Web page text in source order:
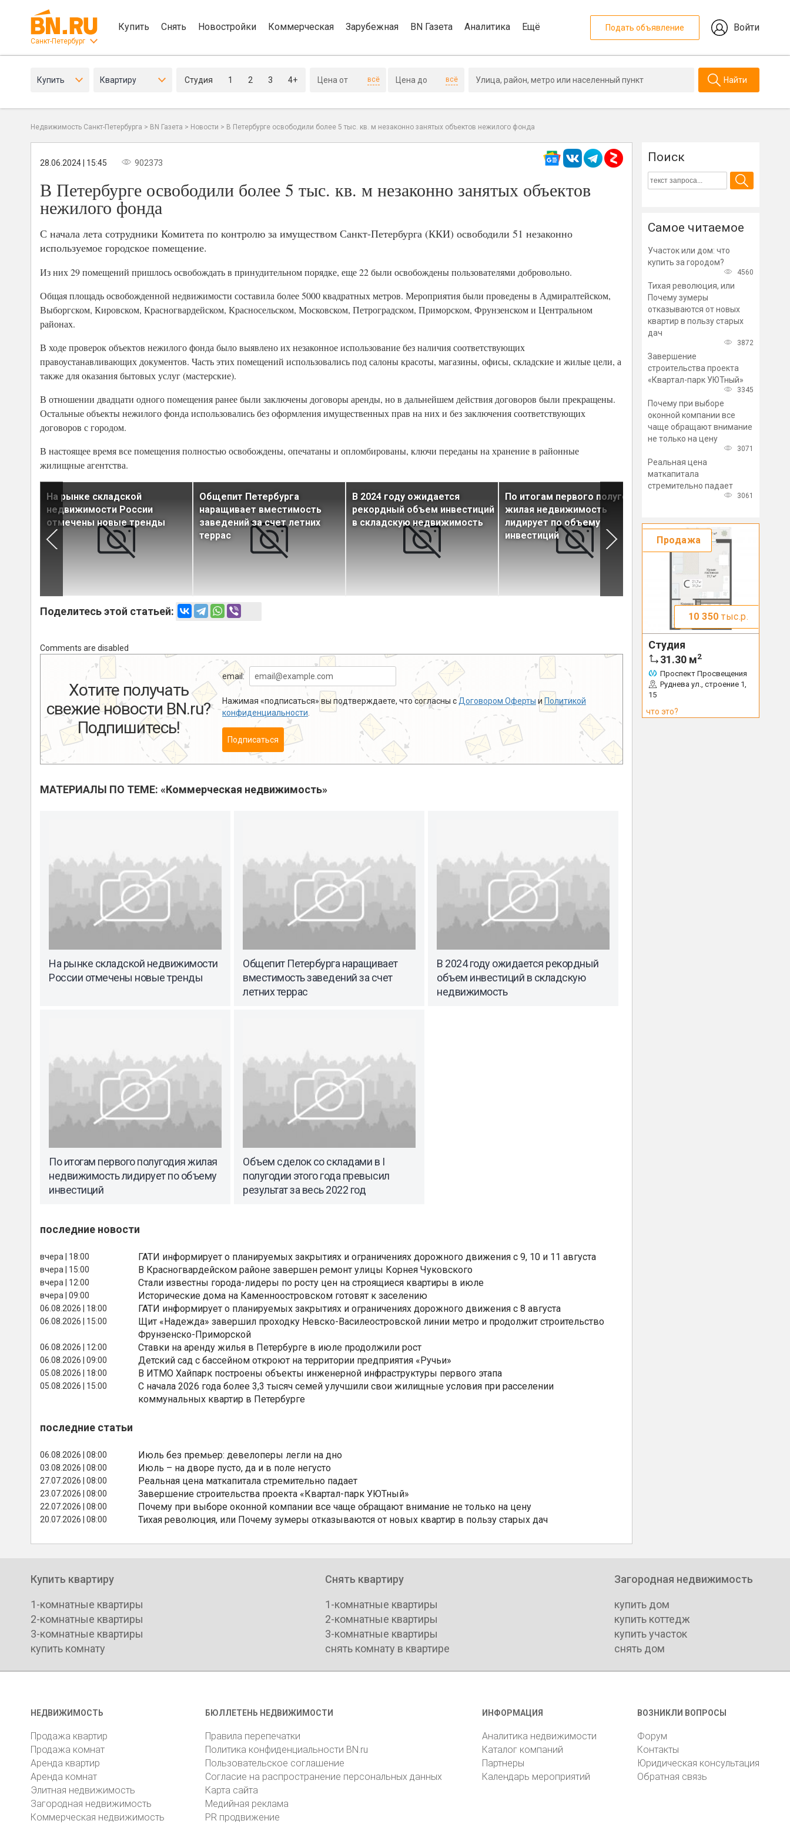
Санкт-Петербург
Купить Снять Новостройки Коммерческая Зарубежная BN Газета Аналитика Ещё Подать объявление Войти
Купить Квартиру Студия 1 2 3 4+ всё всё Найти
Недвижимость Санкт-Петербурга > BN Газета > Новости > В Петербурге освободили более 5 тыс. кв. м незаконно занятых объектов нежилого фонда
28.06.2024 | 15:45 902373
В Петербурге освободили более 5 тыс. кв. м незаконно занятых объектов
нежилого фонда
С начала лета сотрудники Комитета по контролю за имуществом Санкт-Петербурга (ККИ) освободили 51 незаконно
используемое городское помещение.
Из них 29 помещений пришлось освобождать в принудительном порядке, еще 22 были освобождены пользователями добровольно.
Общая площадь освобожденной недвижимости составила более 5000 квадратных метров. Мероприятия были проведены в Адмиралтейском,
Выборгском, Кировском, Красногвардейском, Красносельском, Московском, Петроградском, Приморском, Фрунзенском и Центральном
районах.
В ходе проверок объектов нежилого фонда было выявлено их незаконное использование без наличия соответствующих
правоустанавливающих документов. Часть этих помещений использовались под салоны красоты, магазины, офисы, складские и жилые цели, а
также для оказания бытовых услуг (мастерские).
В отношении двадцати одного помещения ранее были заключены договоры аренды, но в дальнейшем действия договоров были прекращены.
Остальные объекты нежилого фонда использовались без оформления имущественных прав на них и без заключения соответствующих
договоров с городом.
В настоящее время все помещения полностью освобождены, опечатаны и опломбированы, ключи переданы на хранение в районные
жилищные агентства.
На рынке складской
недвижимости России
отмечены новые тренды
Общепит Петербурга
наращивает вместимость
заведений за счет летних
террас
В 2024 году ожидается
рекордный объем инвестиций
в складскую недвижимость
По итогам первого полугодия
жилая недвижимость
лидирует по объему
инвестиций
Объем сделок со складами
превысил результат за весь
2022 год
Поделитесь этой статьей:
Comments are disabled
Хотите получать
свежие новости BN.ru?
Подпишитесь!
email:
Нажимая «подписаться» вы подтверждаете, что согласны с Договором Оферты и Политикой
конфиденциальности
Подписаться
МАТЕРИАЛЫ ПО ТЕМЕ: «Коммерческая недвижимость»
На рынке складской недвижимости
России отмечены новые тренды
Общепит Петербурга наращивает
вместимость заведений за счет
летних террас
В 2024 году ожидается рекордный
объем инвестиций в складскую
недвижимость
По итогам первого полугодия жилая
недвижимость лидирует по объему
инвестиций
Объем сделок со складами в I
полугодии этого года превысил
результат за весь 2022 год
последние новости
вчера | 18:00 ГАТИ информирует о планируемых закрытиях и ограничениях дорожного движения с 9, 10 и 11 августа
вчера | 15:00 В Красногвардейском районе завершен ремонт улицы Корнея Чуковского
вчера | 12:00 Стали известны города-лидеры по росту цен на строящиеся квартиры в июле
вчера | 09:00 Исторические дома на Каменноостровском готовят к заселению
06.08.2026 | 18:00 ГАТИ информирует о планируемых закрытиях и ограничениях дорожного движения с 8 августа
06.08.2026 | 15:00
Щит «Надежда» завершил проходку Невско-Василеостровской линии метро и продолжит строительство
Фрунзенско-Приморской
06.08.2026 | 12:00 Ставки на аренду жилья в Петербурге в июле продолжили рост
06.08.2026 | 09:00 Детский сад с бассейном откроют на территории предприятия «Ручьи»
05.08.2026 | 18:00 В ИТМО Хайпарк построены объекты инженерной инфраструктуры первого этапа
05.08.2026 | 15:00
С начала 2026 года более 3,3 тысяч семей улучшили свои жилищные условия при расселении
коммунальных квартир в Петербурге
последние статьи
06.08.2026 | 08:00 Июль без премьер: девелоперы легли на дно
03.08.2026 | 08:00 Июль – на дворе пусто, да и в поле негусто
27.07.2026 | 08:00 Реальная цена маткапитала стремительно падает
23.07.2026 | 08:00 Завершение строительства проекта «Квартал-парк УЮТный»
22.07.2026 | 08:00 Почему при выборе оконной компании все чаще обращают внимание не только на цену
20.07.2026 | 08:00 Тихая революция, или Почему зумеры отказываются от новых квартир в пользу старых дач
Поиск
Самое читаемое
Участок или дом: что
купить за городом?
4560
Тихая революция, или
Почему зумеры
отказываются от новых
квартир в пользу старых
дач
3872
Завершение
строительства проекта
«Квартал-парк УЮТный»
3345
Почему при выборе
оконной компании все
чаще обращают внимание
не только на цену
3071
Реальная цена
маткапитала
стремительно падает
3061
Продажа
10 350 тыс.р.
Студия
31.30 м2
Проспект Просвещения
Руднева ул., строение 1,
15
что это?
Купить квартиру
1-комнатные квартиры
2-комнатные квартиры
3-комнатные квартиры
купить комнату
Снять квартиру
1-комнатные квартиры
2-комнатные квартиры
3-комнатные квартиры
снять комнату в квартире
Загородная недвижимость
купить дом
купить коттедж
купить участок
снять дом
НЕДВИЖИМОСТЬ
Продажа квартир
Продажа комнат
Аренда квартир
Аренда комнат
Элитная недвижимость
Загородная недвижимость
Коммерческая недвижимость
БЮЛЛЕТЕНЬ НЕДВИЖИМОСТИ
Правила перепечатки
Политика конфиденциальности BN.ru
Пользовательское соглашение
Согласие на распространение персональных данных
Карта сайта
Медийная реклама
PR продвижение
ИНФОРМАЦИЯ
Аналитика недвижимости
Каталог компаний
Партнеры
Календарь мероприятий
ВОЗНИКЛИ ВОПРОСЫ
Форум
Контакты
Юридическая консультация
Обратная связь